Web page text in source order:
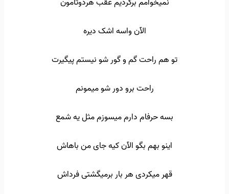
الآن واسه اشک دیره
تو هم راحت گم و گور شو نیستم پیگیرت
راحت برو دور شو میمونم
بسه حرفام دارم میسوزم مثل یه شمع
اینو بهم بگو الآن کیه جای من باهاش
قهر میکردی هر بار برمیگشتی فرداش